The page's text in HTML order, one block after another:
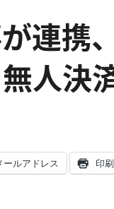
が連
人決
ールアドレス 印刷